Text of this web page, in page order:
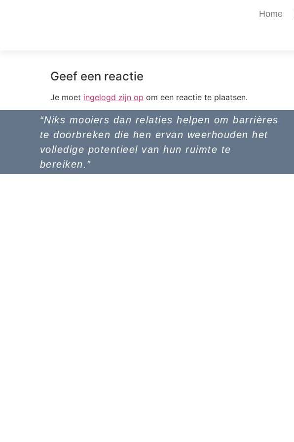
Home
Geef een reactie
Je moet ingelogd zijn op om een reactie te plaatsen.
“Niks mooiers dan relaties helpen om barrières
te doorbreken die hen ervan weerhouden het
volledige potentieel van hun ruimte te
bereiken.”